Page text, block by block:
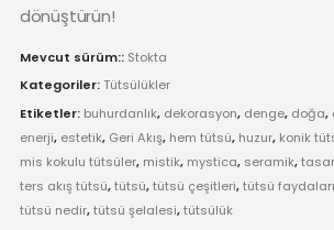
dönüştürün!
Mevcut sürüm:: Stokta
Kategoriler:Tütsülükler
Etiketler: buhurdanlık, dekorasyon, denge, doğa,
enerji, estetik, Geri Akış, hem tütsü, huzur, konik
mis kokulu tütsüler, mistik, mystica, seramik,
ters akış tütsü,tütsü,tütsü çeşitleri,tütsü faydaları
tütsü nedir,tütsü şelalesi,tütsülük